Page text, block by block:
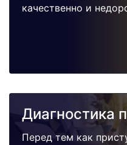
качественно и
Диагностика
Перед тем как